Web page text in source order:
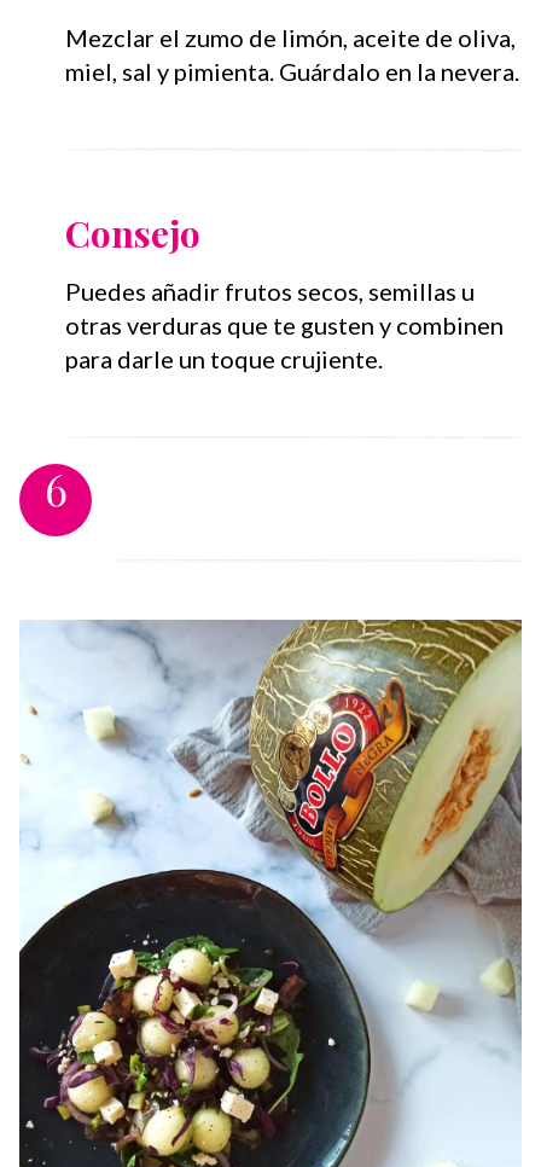
Mezclar el zumo de limón, aceite de oliva,
miel, sal y pimienta. Guárdalo en la nevera.⁣
Consejo
Puedes añadir frutos secos, semillas u
otras verduras que te gusten y combinen
para darle un toque crujiente.
6